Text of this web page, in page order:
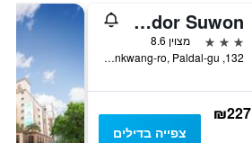
ibis Ambassador Suwon
3 כוכבים
מצוין 8.6
132, Kwonkwang-ro, Paldal-gu, סואון, דרום קוריאה
₪227
צפייה בדילים